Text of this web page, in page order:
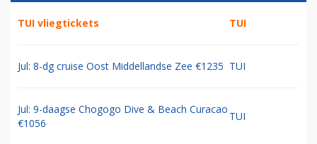
TUI vliegtickets TUI
Jul: 8-dg cruise Oost Middellandse Zee €1235 TUI
Jul: 9-daagse Chogogo Dive & Beach Curacao
€1056
TUI